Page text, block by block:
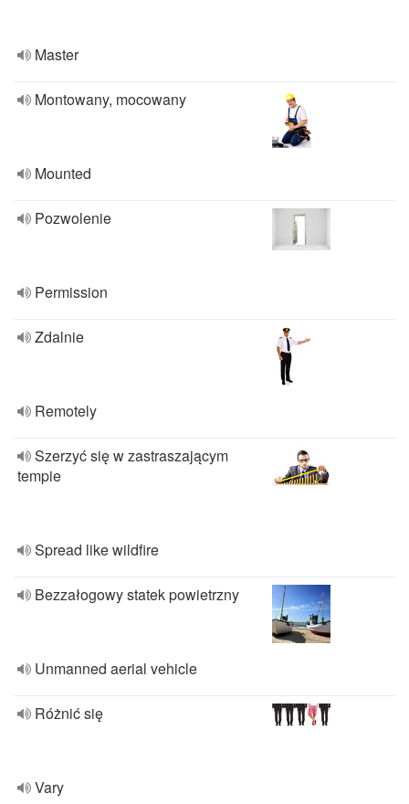
Master
Montowany, mocowany
Mounted
Pozwolenie
Permission
Zdalnie
Remotely
Szerzyć się w zastraszającym
tempie
Spread like wildfire
Bezzałogowy statek powietrzny
Unmanned aerial vehicle
Różnić się
Vary